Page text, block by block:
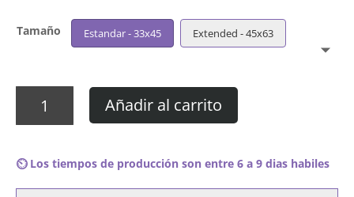
Tamaño Estandar - 33x45 Extended - 45x63
Street
Hassle
Añadir al carrito
⏲️ Los tiempos de producción son entre 6 a 9 dias habiles